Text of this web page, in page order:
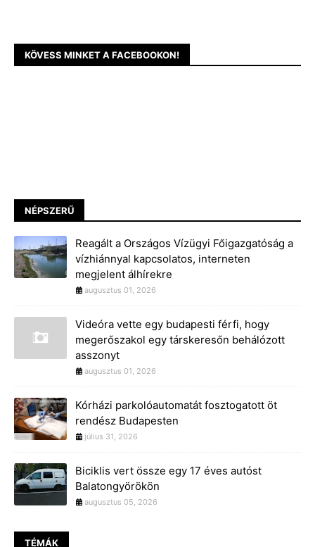
KÖVESS MINKET A FACEBOOKON!
NÉPSZERŰ
Reagált a Országos Vízügyi Főigazgatóság a
vízhiánnyal kapcsolatos, interneten
megjelent álhírekre
augusztus 01, 2026
Videóra vette egy budapesti férfi, hogy
megerőszakol egy társkeresőn behálózott
asszonyt
augusztus 01, 2026
Kórházi parkolóautomatát fosztogatott öt
rendész Budapesten
július 31, 2026
Biciklis vert össze egy 17 éves autóst
Balatongyörökön
augusztus 05, 2026
TÉMÁK